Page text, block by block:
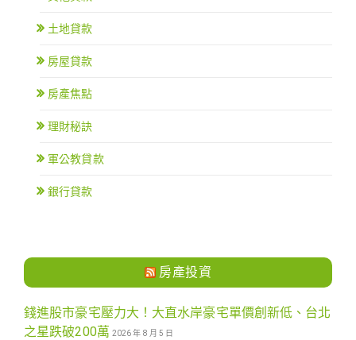
土地貸款
房屋貸款
房產焦點
理財秘訣
軍公教貸款
銀行貸款
房產投資
錢進股市豪宅壓力大！大直水岸豪宅單價創新低、台北
之星跌破200萬 2026 年 8 月 5 日